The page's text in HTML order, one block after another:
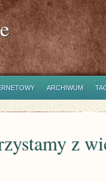
ARCHIWUM
z